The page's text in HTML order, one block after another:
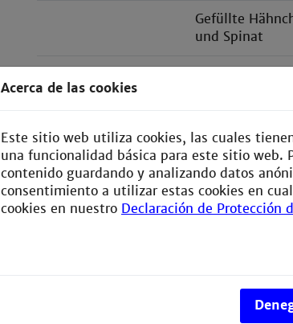
Gefüllte
und Spinat
Aus dem
Spare Ribs in
dazu smoked
Veganes
Spinat-
Acerca de las cookies
Este sitio web utiliza cookies, las cuales
una funcionalidad básica para este sitio web.
contenido guardando y analizando datos
consentimiento a utilizar estas cookies en
cookies en nuestro Declaración de Protección